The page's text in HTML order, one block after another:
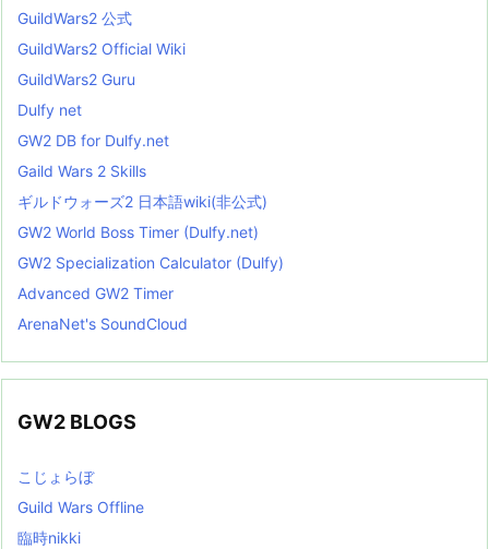
GuildWars2 公式
GuildWars2 Official Wiki
GuildWars2 Guru
Dulfy net
GW2 DB for Dulfy.net
Gaild Wars 2 Skills
ギルドウォーズ2 日本語wiki(非公式)
GW2 World Boss Timer (Dulfy.net)
GW2 Specialization Calculator (Dulfy)
Advanced GW2 Timer
ArenaNet's SoundCloud
GW2 BLOGS
こじょらぼ
Guild Wars Offline
臨時nikki